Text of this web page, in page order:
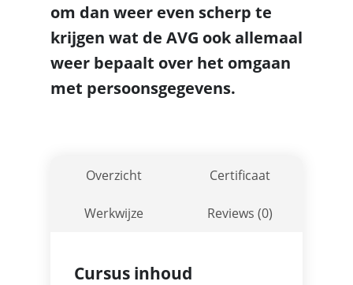
om dan weer even scherp te
krijgen wat de AVG ook allemaal
weer bepaalt over het omgaan
met persoonsgegevens.
Overzicht Certificaat
Werkwijze Reviews (0)
Cursus inhoud